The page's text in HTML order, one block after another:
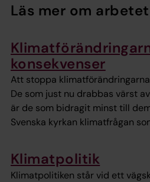
Läs mer om
konsekvenser
Att stoppa
De som just nu drabbas värst
är de som bidragit minst till
Svenska kyrkan klimatfrågan
Klimatpolitik
Klimatpolitiken står vid ett